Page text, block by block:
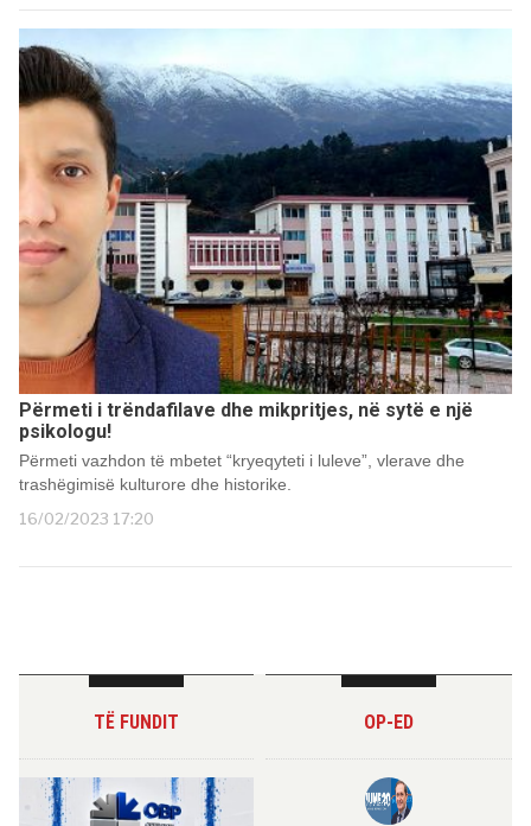
Përmeti i trëndafilave dhe mikpritjes, në sytë e një
psikologu!
Përmeti vazhdon të mbetet “kryeqyteti i luleve”, vlerave dhe
trashëgimisë kulturore dhe historike.
16/02/2023 17:20
TË FUNDIT OP-ED